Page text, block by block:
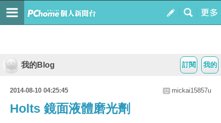
我的
訂閱
我的Blog
2014-08-10 04:25:45 mickai15857u
Holts 鏡面液體磨光劑